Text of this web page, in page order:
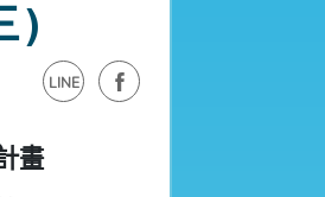
)
LINE
畫